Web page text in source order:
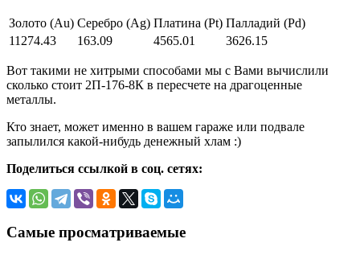
Золото (Au) Серебро (Ag) Платина (Pt) Палладий (Pd)
11274.43
163.09 4565.01 3626.15
Вот такими не хитрыми способами мы с Вами вычислили
сколько стоит 2П-176-8К в пересчете на драгоценные
металлы.
Кто знает, может именно в вашем гараже или подвале
запылился какой-нибудь денежный хлам :)
Поделиться ссылкой в соц. сетях:
Самые просматриваемые